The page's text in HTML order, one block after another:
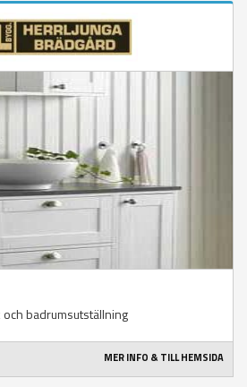
badrumsutställning
MER INFO & TILL HEMSIDA